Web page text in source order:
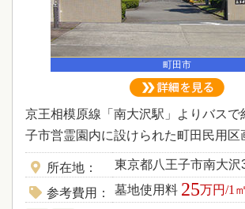
町田市
京王相模原線「南大沢駅」よりバスで
子市営霊園内に設けられた町田民用区
所在地 東京都八王子市南大沢
参考費用 墓地使用料 25万円/1㎡